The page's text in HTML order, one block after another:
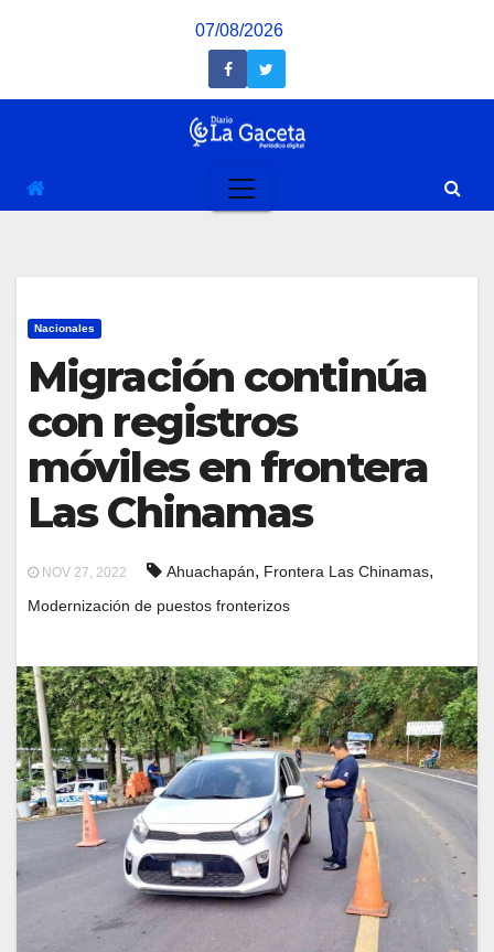
07/08/2026
Nacionales
Migración continúa
con registros
móviles en frontera
Las Chinamas
NOV 27, 2022 Ahuachapán, Frontera Las Chinamas,
Modernización de puestos fronterizos